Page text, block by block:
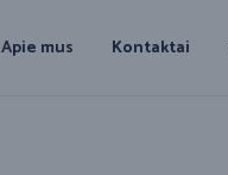
Apie mus Kontaktai